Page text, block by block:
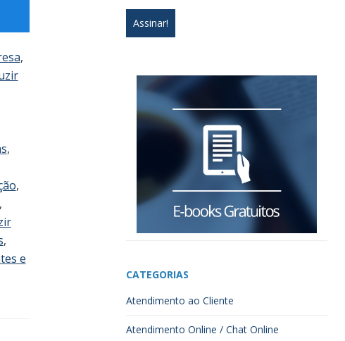
,
,
,
,
,
e
CATEGORIAS
Atendimento ao Cliente
Atendimento Online / Chat Online